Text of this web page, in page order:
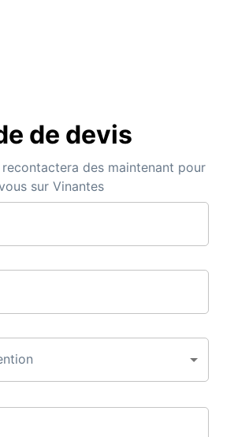
de devis
des maintenant pour
sur Vinantes